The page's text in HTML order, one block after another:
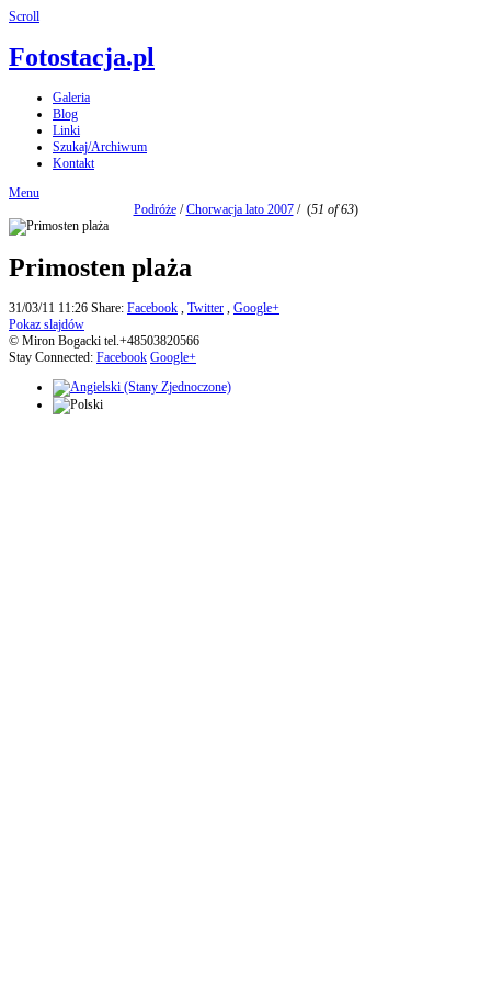
Scroll
Fotostacja.pl
Galeria
Blog
Linki
Szukaj/Archiwum
Kontakt
Menu
Podróże/Chorwacja lato 2007/ (51 of 63)
Primosten plaża
31/03/11 11:26 Share: Facebook , Twitter , Google+
Pokaz slajdów
© Miron Bogacki tel.+48503820566
Stay Connected: Facebook Google+